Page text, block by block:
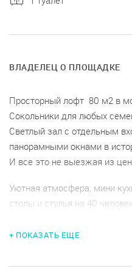
ВЛАДЕЛЕЦ О ПЛОЩАДКЕ
Просторный лофт 80 м2 в
Сокольники для любых
Светлый зал с отдельным
панорамными окнами в
И все это не выезжая из
Уютная атмосфера, мини
столы и стулья на 40
У нас можно провести
+ ПОКАЗАТЬ ЕЩЕ